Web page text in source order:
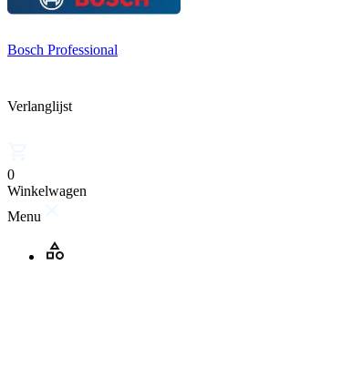
Bosch Professional
Verlanglijst
0
Winkelwagen
Menu